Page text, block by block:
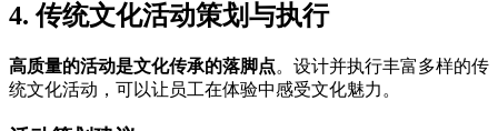
4. 传统文化活动策划与执行
高质量的活动是文化传承的落脚点。设计并执行丰富多样的传
统文化活动，可以让员工在体验中感受文化魅力。